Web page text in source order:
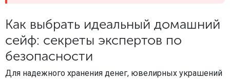
Как выбрать идеальный домашний
сейф: секреты экспертов по
безопасности
Для надежного хранения денег, ювелирных украшений